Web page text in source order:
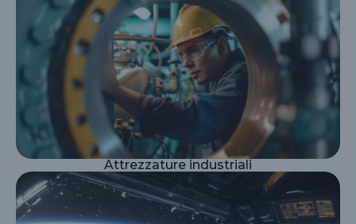
Attrezzature industriali